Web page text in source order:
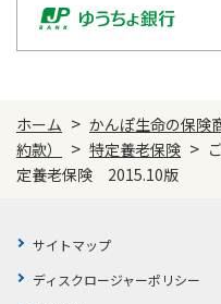
ホーム > かんぽ生命の保険
約款）
> 特定養老保険 >
定養老保険 2015.10版
サイトマップ
ディスクロージャーポリシー